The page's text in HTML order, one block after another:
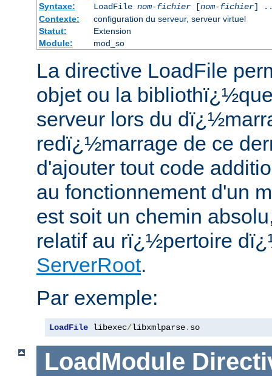
Syntaxe:
LoadFile nom-fichier[nom-fichier]
Contexte:
configuration du serveur, serveur virtuel
Statut:
Extension
Module:
mod_so
La directive LoadFile
objet ou la
serveur lors du
redï¿½marrage de ce
d'ajouter tout code
au fonctionnement d'un
est soit un chemin
relatif au rï¿½pertoire
ServerRoot.
Par exemple:
LoadFile libexec/libxmlparse. so
LoadModule